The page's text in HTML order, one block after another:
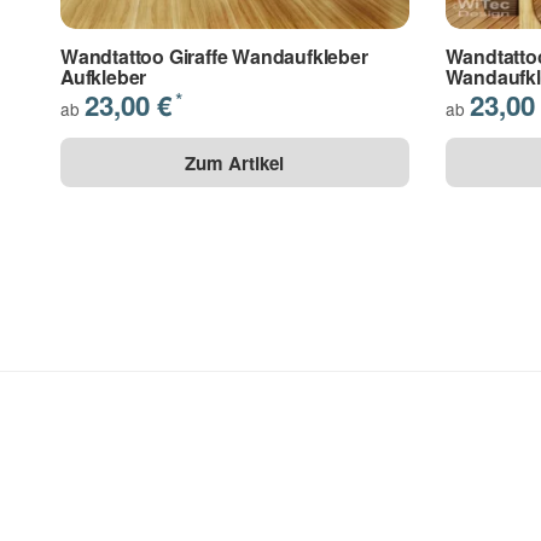
Wandtattoo Giraffe Wandaufkleber
Aufkleber
ab 23,00 €*
Zum Artikel
ab